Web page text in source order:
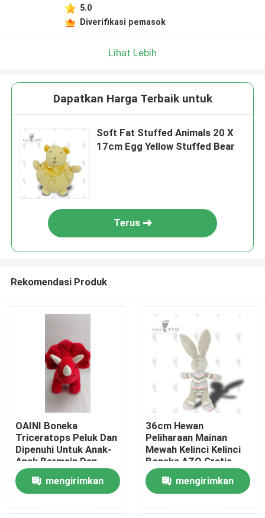
Rumah
Produk
5.0
Diverifikasi pemasok
Lihat Lebih
Dapatkan Harga Terbaik untuk
Soft Fat Stuffed Animals 20 X
17cm Egg Yellow Stuffed Bear
Terus
Rekomendasi Produk
OAINI Boneka
Triceratops Peluk Dan
Dipenuhi Untuk Anak-
Anak Bermain Dan
Dekorasi Rumah
mengirimkan
36cm Hewan
Peliharaan Mainan
Mewah Kelinci Kelinci
Boneka AZO Gratis
EN71
mengirimkan